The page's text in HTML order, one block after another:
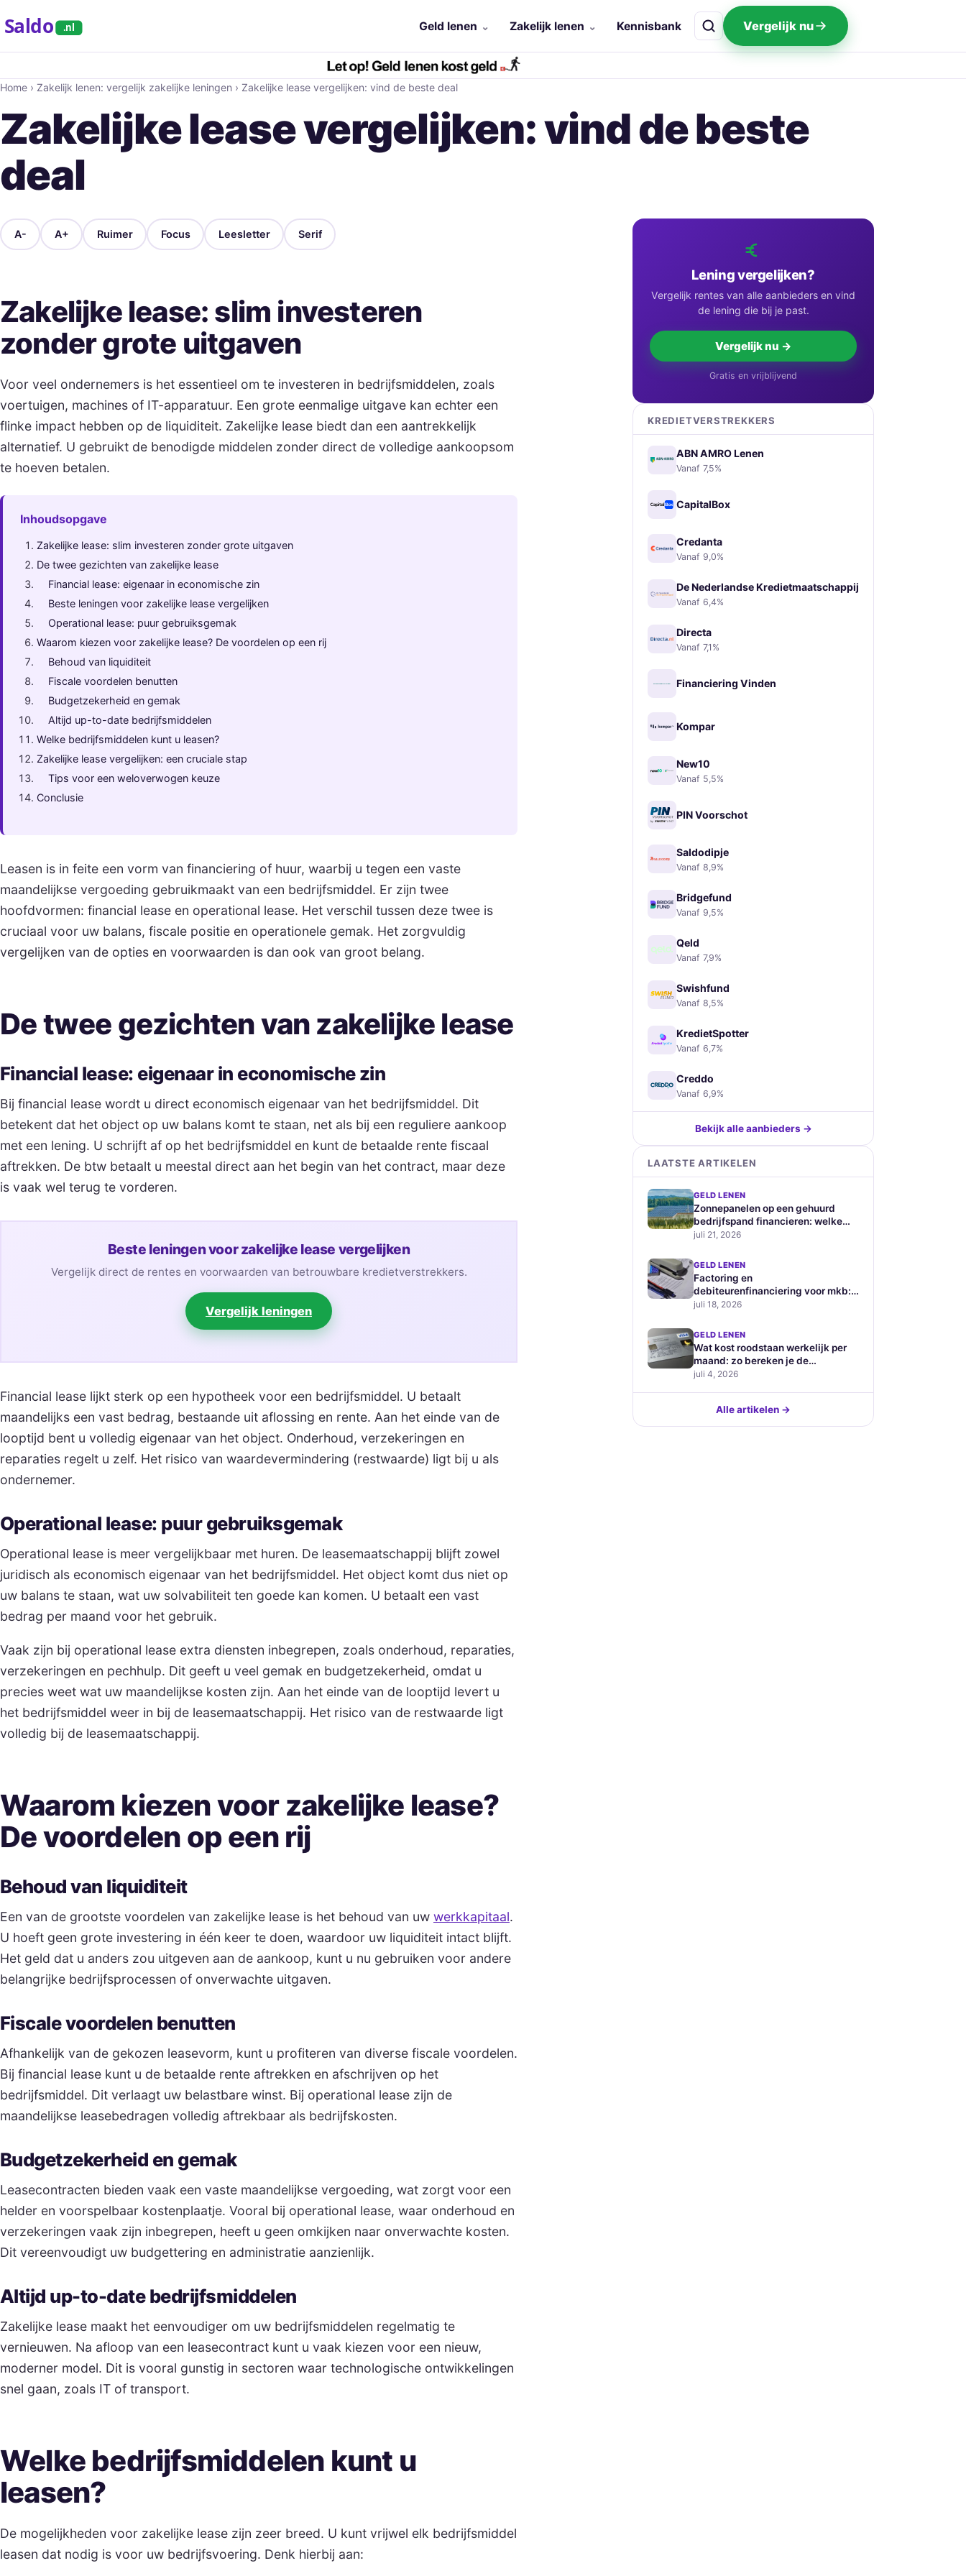
Saldo .nl Geld lenen Zakelijk lenen Kennisbank Vergelijk nu
Home › Zakelijk lenen: vergelijk zakelijke leningen › Zakelijke lease vergelijken: vind de beste deal
Zakelijke lease vergelijken: vind de beste
deal
A- A+ Ruimer Focus Leesletter Serif
Zakelijke lease: slim investeren
zonder grote uitgaven
Voor veel ondernemers is het essentieel om te investeren in bedrijfsmiddelen, zoals
voertuigen, machines of IT-apparatuur. Een grote eenmalige uitgave kan echter een
flinke impact hebben op de liquiditeit. Zakelijke lease biedt dan een aantrekkelijk
alternatief. U gebruikt de benodigde middelen zonder direct de volledige aankoopsom
te hoeven betalen.
Inhoudsopgave
Zakelijke lease: slim investeren zonder grote uitgaven
De twee gezichten van zakelijke lease
Financial lease: eigenaar in economische zin
Beste leningen voor zakelijke lease vergelijken
Operational lease: puur gebruiksgemak
Waarom kiezen voor zakelijke lease? De voordelen op een rij
Behoud van liquiditeit
Fiscale voordelen benutten
Budgetzekerheid en gemak
Altijd up-to-date bedrijfsmiddelen
Welke bedrijfsmiddelen kunt u leasen?
Zakelijke lease vergelijken: een cruciale stap
Tips voor een weloverwogen keuze
Conclusie
Leasen is in feite een vorm van financiering of huur, waarbij u tegen een vaste
maandelijkse vergoeding gebruikmaakt van een bedrijfsmiddel. Er zijn twee
hoofdvormen: financial lease en operational lease. Het verschil tussen deze twee is
cruciaal voor uw balans, fiscale positie en operationele gemak. Het zorgvuldig
vergelijken van de opties en voorwaarden is dan ook van groot belang.
De twee gezichten van zakelijke lease
Financial lease: eigenaar in economische zin
Bij financial lease wordt u direct economisch eigenaar van het bedrijfsmiddel. Dit
betekent dat het object op uw balans komt te staan, net als bij een reguliere aankoop
met een lening. U schrijft af op het bedrijfsmiddel en kunt de betaalde rente fiscaal
aftrekken. De btw betaalt u meestal direct aan het begin van het contract, maar deze
is vaak wel terug te vorderen.
Beste leningen voor zakelijke lease vergelijken
Vergelijk direct de rentes en voorwaarden van betrouwbare kredietverstrekkers.
Vergelijk leningen
Financial lease lijkt sterk op een hypotheek voor een bedrijfsmiddel. U betaalt
maandelijks een vast bedrag, bestaande uit aflossing en rente. Aan het einde van de
looptijd bent u volledig eigenaar van het object. Onderhoud, verzekeringen en
reparaties regelt u zelf. Het risico van waardevermindering (restwaarde) ligt bij u als
ondernemer.
Operational lease: puur gebruiksgemak
Operational lease is meer vergelijkbaar met huren. De leasemaatschappij blijft zowel
juridisch als economisch eigenaar van het bedrijfsmiddel. Het object komt dus niet op
uw balans te staan, wat uw solvabiliteit ten goede kan komen. U betaalt een vast
bedrag per maand voor het gebruik.
Vaak zijn bij operational lease extra diensten inbegrepen, zoals onderhoud, reparaties,
verzekeringen en pechhulp. Dit geeft u veel gemak en budgetzekerheid, omdat u
precies weet wat uw maandelijkse kosten zijn. Aan het einde van de looptijd levert u
het bedrijfsmiddel weer in bij de leasemaatschappij. Het risico van de restwaarde ligt
volledig bij de leasemaatschappij.
Waarom kiezen voor zakelijke lease?
De voordelen op een rij
Behoud van liquiditeit
Een van de grootste voordelen van zakelijke lease is het behoud van uw werkkapitaal.
U hoeft geen grote investering in één keer te doen, waardoor uw liquiditeit intact blijft.
Het geld dat u anders zou uitgeven aan de aankoop, kunt u nu gebruiken voor andere
belangrijke bedrijfsprocessen of onverwachte uitgaven.
Fiscale voordelen benutten
Afhankelijk van de gekozen leasevorm, kunt u profiteren van diverse fiscale voordelen.
Bij financial lease kunt u de betaalde rente aftrekken en afschrijven op het
bedrijfsmiddel. Dit verlaagt uw belastbare winst. Bij operational lease zijn de
maandelijkse leasebedragen volledig aftrekbaar als bedrijfskosten.
Budgetzekerheid en gemak
Leasecontracten bieden vaak een vaste maandelijkse vergoeding, wat zorgt voor een
helder en voorspelbaar kostenplaatje. Vooral bij operational lease, waar onderhoud en
verzekeringen vaak zijn inbegrepen, heeft u geen omkijken naar onverwachte kosten.
Dit vereenvoudigt uw budgettering en administratie aanzienlijk.
Altijd up-to-date bedrijfsmiddelen
Zakelijke lease maakt het eenvoudiger om uw bedrijfsmiddelen regelmatig te
vernieuwen. Na afloop van een leasecontract kunt u vaak kiezen voor een nieuw,
moderner model. Dit is vooral gunstig in sectoren waar technologische ontwikkelingen
snel gaan, zoals IT of transport.
Welke bedrijfsmiddelen kunt u
leasen?
De mogelijkheden voor zakelijke lease zijn zeer breed. U kunt vrijwel elk bedrijfsmiddel
leasen dat nodig is voor uw bedrijfsvoering. Denk hierbij aan:
Lening vergelijken?
Vergelijk rentes van alle aanbieders en vind
de lening die bij je past.
Vergelijk nu →
Gratis en vrijblijvend
KREDIETVERSTREKKERS
ABN AMRO Lenen
Vanaf 7,5%
CapitalBox
Credanta
Vanaf 9,0%
De Nederlandse Kredietmaatschappij
Vanaf 6,4%
Directa
Vanaf 7,1%
Financiering Vinden
Kompar
New10
Vanaf 5,5%
PIN Voorschot
Saldodipje
Vanaf 8,9%
Bridgefund
Vanaf 9,5%
Qeld
Vanaf 7,9%
Swishfund
Vanaf 8,5%
KredietSpotter
Vanaf 6,7%
Creddo
Vanaf 6,9%
Bekijk alle aanbieders →
LAATSTE ARTIKELEN
GELD LENEN
Zonnepanelen op een gehuurd
bedrijfspand financieren: welke
zakelijke leningen zijn geschikt
juli 21, 2026
GELD LENEN
Factoring en
debiteurenfinanciering voor mkb:
hoe werkt het en wat kost het
juli 18, 2026
GELD LENEN
Wat kost roodstaan werkelijk per
maand: zo bereken je de
verborgen prijs van je
juli 4, 2026
Alle artikelen →